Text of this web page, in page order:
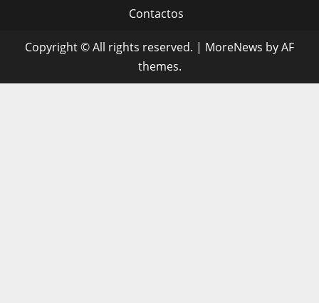
Contactos
Copyright © All rights reserved. | MoreNews by AF
themes.